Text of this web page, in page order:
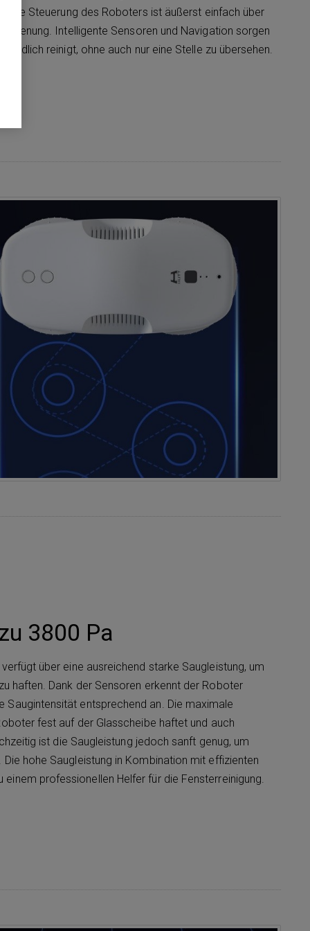
Die Steuerung des Roboters ist äußerst einfach über
Intelligente Sensoren und Navigation sorgen
reinigt, ohne auch nur eine Stelle zu übersehen.
3800 Pa
über eine ausreichend starke Saugleistung, um
haften. Dank der Sensoren erkennt der Roboter
entsprechend an. Die maximale
fest auf der Glasscheibe haftet und auch
ist die Saugleistung jedoch sanft genug, um
hohe Saugleistung in Kombination mit effizienten
professionellen Helfer für die Fensterreinigung.